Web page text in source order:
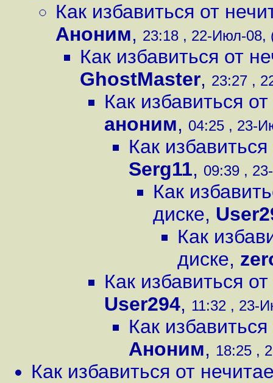
Как избавиться от
Аноним, 23:18 , 22-Июл-08,
Как избавиться от
GhostMaster, 23:27 ,
Как избавиться
аноним, 04:25 , 23-
Как
Serg11, 09:39 ,
Как
диске,
Как
диске,
Как избавиться
User294, 11:32 , 23-
Как
Аноним, 18:25 ,
Как избавиться от